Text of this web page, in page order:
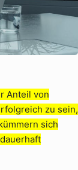
Anteil von
zu sein,
sich